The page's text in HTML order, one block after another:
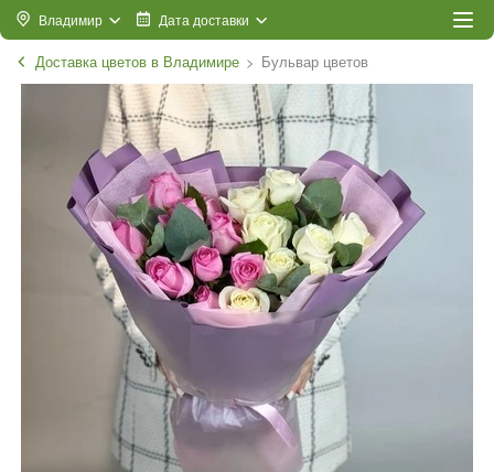
Владимир Дата доставки
Доставка цветов в Владимире Бульвар цветов